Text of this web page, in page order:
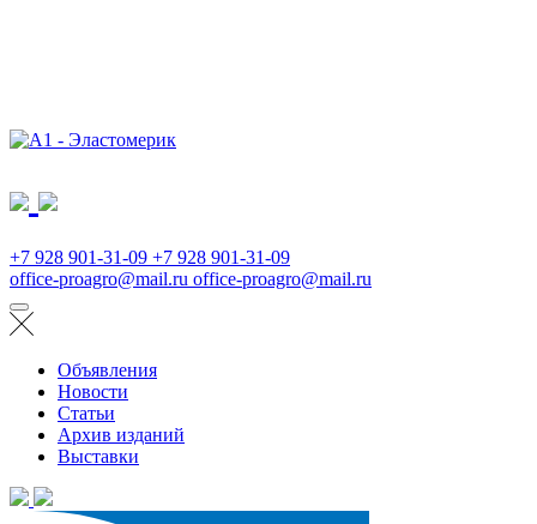
+7 928 901-31-09 +7 928 901-31-09
office-proagro@mail.ru office-proagro@mail.ru
Объявления
Новости
Статьи
Архив изданий
Выставки